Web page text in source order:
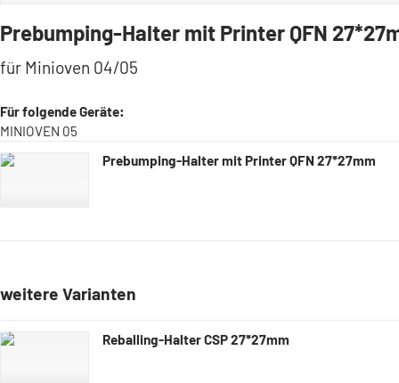
Prebumping-Halter mit Printer QFN
für Minioven 04/05
Für folgende Geräte:
MINIOVEN 05
Prebumping-Halter mit Printer QFN 27*27mm
weitere Varianten
Reballing-Halter CSP 27*27mm